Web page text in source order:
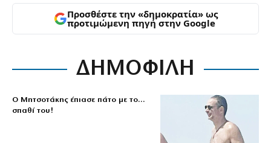
Προσθέστε την «δημοκρατία» ως
προτιμώμενη πηγή στην Google
ΔΗΜΟΦΙΛΗ
Ο Μητσοτάκης έπιασε πάτο με το…
σπαθί του!